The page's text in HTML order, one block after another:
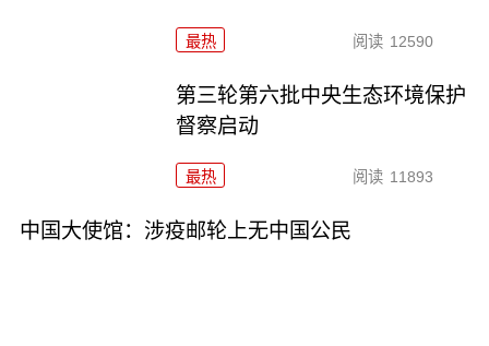
最热 阅读 12590
第三轮第六批中央生态环境保护
督察启动
最热 阅读 11893
中国大使馆：涉疫邮轮上无中国公民